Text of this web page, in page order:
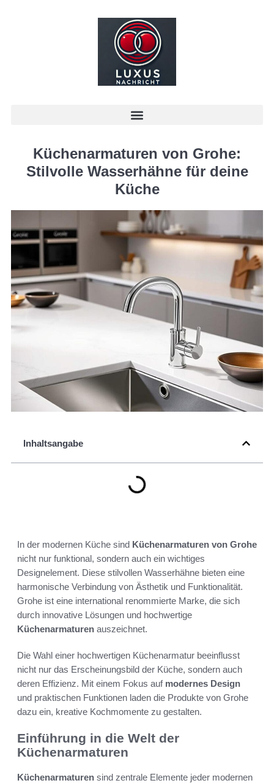
Küchenarmaturen von Grohe:
Stilvolle Wasserhähne für deine
Küche
Inhaltsangabe
In der modernen Küche sind Küchenarmaturen von Grohe
nicht nur funktional, sondern auch ein wichtiges
Designelement. Diese stilvollen Wasserhähne bieten eine
harmonische Verbindung von Ästhetik und Funktionalität.
Grohe ist eine international renommierte Marke, die sich
durch innovative Lösungen und hochwertige
Küchenarmaturen auszeichnet.
Die Wahl einer hochwertigen Küchenarmatur beeinflusst
nicht nur das Erscheinungsbild der Küche, sondern auch
deren Effizienz. Mit einem Fokus auf modernes Design
und praktischen Funktionen laden die Produkte von Grohe
dazu ein, kreative Kochmomente zu gestalten.
Einführung in die Welt der
Küchenarmaturen
Küchenarmaturen sind zentrale Elemente jeder modernen